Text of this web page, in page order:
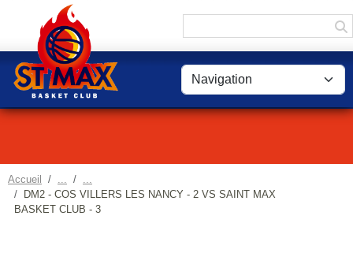
Accueil
DM2 - COS VILLERS LES NANCY - 2 VS SAINT MAX
BASKET CLUB - 3
Panneau de gestion des cookies